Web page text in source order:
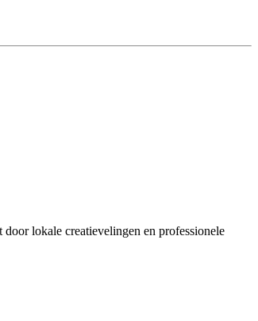
lokale creatievelingen en professionele